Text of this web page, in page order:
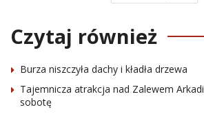
Czytaj również
Burza niszczyła dachy i kładła drzewa
Tajemnicza atrakcja nad Zalewem
sobotę